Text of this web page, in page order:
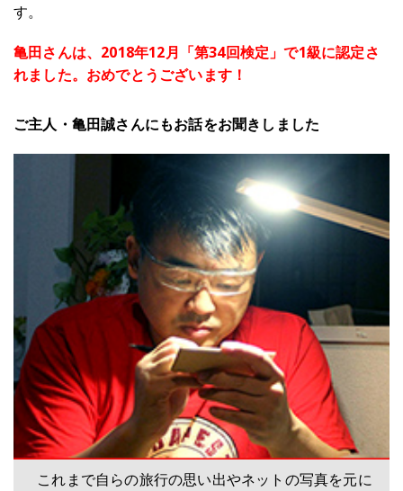
す。
亀田さんは、2018年12月「第34回検定」で1級に認定さ
れました。おめでとうございます！
ご主人・亀田誠さんにもお話をお聞きしました
これまで自らの旅行の思い出やネットの写真を元に